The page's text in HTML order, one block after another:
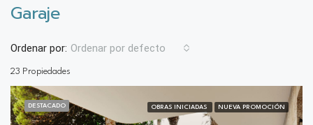
Garaje
23 Propiedades
Ordenar por: Ordenar por defecto
DESTACADO OBRAS INICIADAS NUEVA PROMOCIÓN